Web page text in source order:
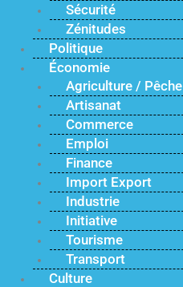
Sécurité
Zénitudes
Politique
Économie
Agriculture / Pêche
Artisanat
Commerce
Emploi
Finance
Import Export
Industrie
Initiative
Tourisme
Transport
Culture